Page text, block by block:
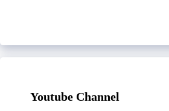
Youtube Channel